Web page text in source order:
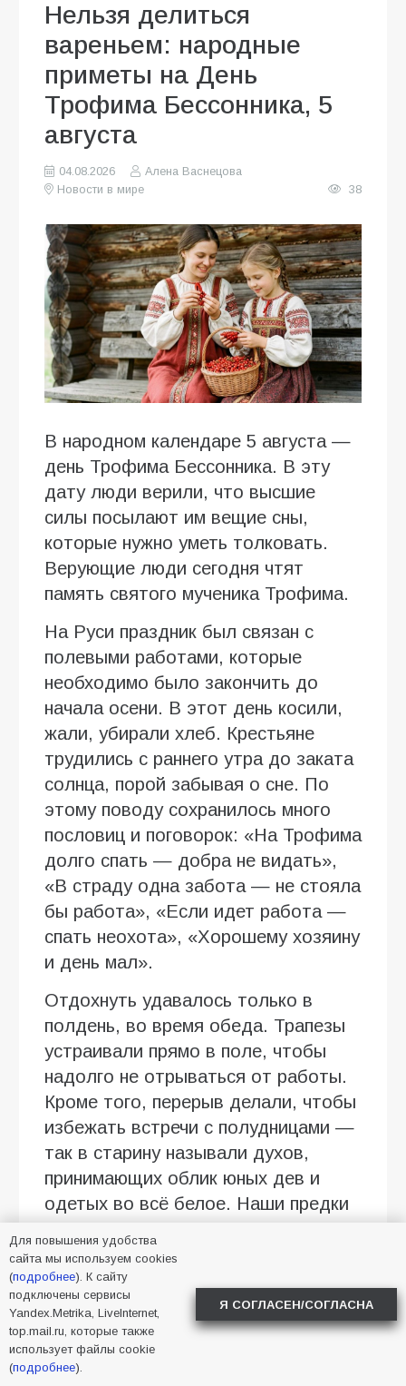
Нельзя делиться
вареньем: народные
приметы на День
Трофима Бессонника, 5
августа
04.08.2026
Алена Васнецова
Новости в мире
38
В народном календаре 5 августа —
день Трофима Бессонника. В эту
дату люди верили, что высшие
силы посылают им вещие сны,
которые нужно уметь толковать.
Верующие люди сегодня чтят
память святого мученика Трофима.
На Руси праздник был связан с
полевыми работами, которые
необходимо было закончить до
начала осени. В этот день косили,
жали, убирали хлеб. Крестьяне
трудились с раннего утра до заката
солнца, порой забывая о сне. По
этому поводу сохранилось много
пословиц и поговорок: «На Трофима
долго спать — добра не видать»,
«В страду одна забота — не стояла
бы работа», «Если идет работа —
спать неохота», «Хорошему хозяину
и день мал».
Отдохнуть удавалось только в
полдень, во время обеда. Трапезы
устраивали прямо в поле, чтобы
надолго не отрываться от работы.
Кроме того, перерыв делали, чтобы
избежать встречи с полудницами —
так в старину называли духов,
принимающих облик юных дев и
одетых во всё белое. Наши предки
в Трофимов день, насылая на
крестьян различные напасти: от
солнечного удара до обмороков.
В этот же день приступали к сбору
малины и калины, которые ценили
Для повышения удобства
сайта мы используем cookies
(подробнее). К сайту
подключены сервисы
Yandex.Metrika, LiveInternet,
top.mail.ru, которые также
использует файлы cookie
(подробнее).
Я СОГЛАСЕН/СОГЛАСНА